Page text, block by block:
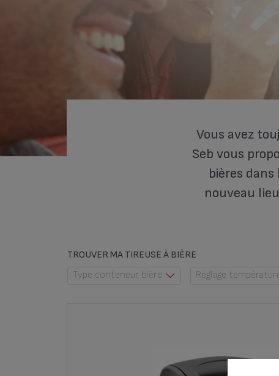
Vous avez
Seb vous
bières
nouveau
TROUVER MA TIREUSE À BIÈRE
Type conteneur bière Réglage